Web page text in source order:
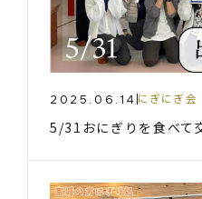
2025.06.14 にぎにぎ会
5/31おにぎりを食べて